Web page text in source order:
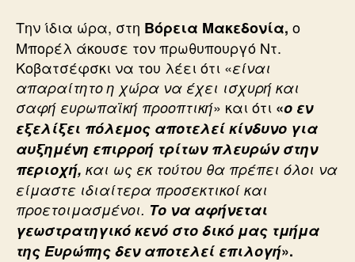
Την ίδια ώρα, στη Βόρεια Μακεδονία, ο
Μπορέλ άκουσε τον πρωθυπουργό Ντ.
Κοβατσέφσκι να του λέει ότι «είναι
απαραίτητο η χώρα να έχει ισχυρή και
σαφή ευρωπαϊκή προοπτική» και ότι «ο εν
εξελίξει πόλεμος αποτελεί κίνδυνο για
αυξημένη επιρροή τρίτων πλευρών στην
περιοχή, και ως εκ τούτου θα πρέπει όλοι να
είμαστε ιδιαίτερα προσεκτικοί και
προετοιμασμένοι. Το να αφήνεται
γεωστρατηγικό κενό στο δικό μας τμήμα
της Ευρώπης δεν αποτελεί επιλογή».